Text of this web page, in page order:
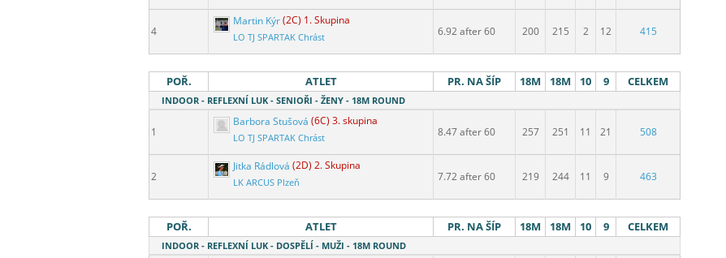
4
Martin Kýr(2C) 1. Skupina
LO TJ SPARTAK Chrást 6.92 after 60 200 215 2 12 415
POŘ. ATLET PR. NA ŠÍP 18M 18M 10 9 CELKEM
INDOOR - REFLEXNÍ LUK - SENIOŘI - ŽENY - 18M ROUND
1
Barbora Stušová (6C) 3. skupina
LO TJ SPARTAK Chrást 8.47 after 60 257 251 11 21 508
2
Jitka Rádlová (2D) 2. Skupina
LK ARCUS Plzeň 7.72 after 60 219 244 11 9 463
POŘ. ATLET PR. NA ŠÍP 18M 18M 10 9 CELKEM
INDOOR - REFLEXNÍ LUK - DOSPĚLÍ - MUŽI - 18M ROUND